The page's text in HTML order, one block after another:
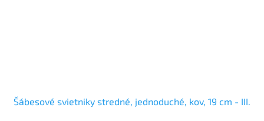
Šábesové svietniky stredné, jednoduché, kov, 19 cm - III.